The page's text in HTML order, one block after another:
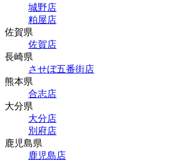
城野店
粕屋店
佐賀県
佐賀店
長崎県
させぼ五番街店
熊本県
合志店
大分県
大分店
別府店
鹿児島県
鹿児島店